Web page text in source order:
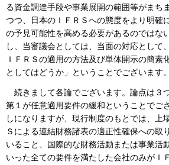
る資金調達手段や事業展開の範囲等がまち
つつ、日本のＩＦＲＳへの態度をより明確
の予見可能性を高める必要があるのではな
し、当審議会としては、当面の対応として
ＩＦＲＳの適用の方法及び単体開示の簡素
としてはどうか」ということでございます。
続きまして各論でございます。論点は３
第１が任意適用要件の緩和ということでご
しになりますが、現行制度のもとでは、上
Ｓによる連結財務諸表の適正性確保への取
いること、国際的な財務活動または事業活
いった全ての要件を満たした会社のみがＩ